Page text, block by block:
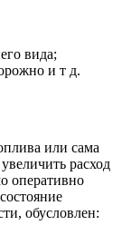
вида;
и т д.
или сама
расход
оперативно
обусловлен: